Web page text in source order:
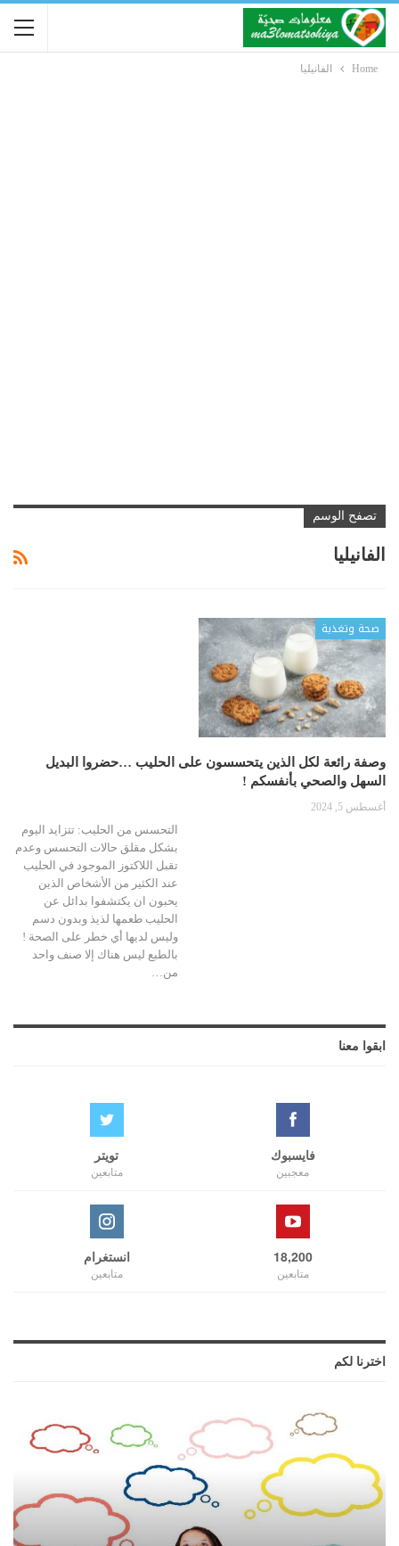
Home الفانيليا
تصفح الوسم
الفانيليا
صحة وتغذية
وصفة رائعة لكل الذين يتحسسون على الحليب …حضروا البديل
السهل والصحي بأنفسكم !
أغسطس 5, 2024
التحسس من الحليب: تتزايد اليوم
بشكل مقلق حالات التحسس وعدم
تقبل اللاكتوز الموجود في الحليب
عند الكثير من الأشخاص الذين
يحبون ان يكتشفوا بدائل عن
الحليب طعمها لذيذ وبدون دسم
وليس لديها أي خطر على الصحة !
بالطبع ليس هناك إلا صنف واحد
من…
ابقوا معنا
فايسبوك
معجبين
تويتر
متابعين
18,200
متابعين
انستغرام
متابعين
اخترنا لكم